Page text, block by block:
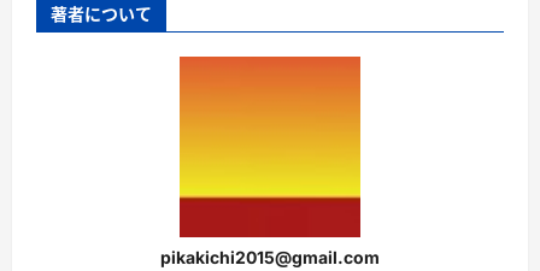
著者について
pikakichi2015@gmail.com